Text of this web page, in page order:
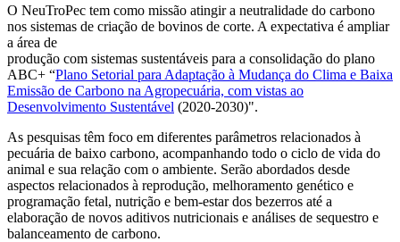
O NeuTroPec tem como missão atingir a neutralidade do carbono
nos sistemas de criação de bovinos de corte. A expectativa é ampliar
a área de
produção com sistemas sustentáveis para a consolidação do plano
ABC+ “Plano Setorial para Adaptação à Mudança do Clima e Baixa
Emissão de Carbono na Agropecuária, com vistas ao
Desenvolvimento Sustentável (2020-2030)".
As pesquisas têm foco em diferentes parâmetros relacionados à
pecuária de baixo carbono, acompanhando todo o ciclo de vida do
animal e sua relação com o ambiente. Serão abordados desde
aspectos relacionados à reprodução, melhoramento genético e
programação fetal, nutrição e bem-estar dos bezerros até a
elaboração de novos aditivos nutricionais e análises de sequestro e
balanceamento de carbono.